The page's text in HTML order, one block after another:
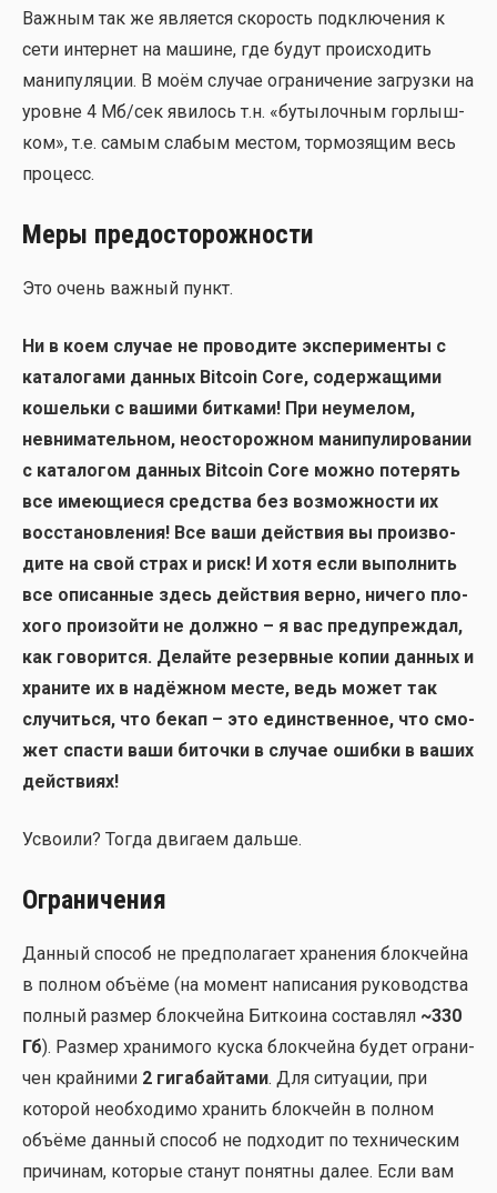
Важ­ным так же явля­ет­ся ско­рость под­клю­че­ния к
сети интер­нет на машине, где будут про­ис­хо­дить
мани­пу­ля­ции. В моём слу­чае огра­ни­че­ние загруз­ки на
уровне 4 Мб/сек яви­лось т.н. «буты­лоч­ным гор­лыш­
ком», т.е. самым сла­бым местом, тор­мо­зя­щим весь
про­цесс.
Меры предосторожности
Это очень важ­ный пункт.
Ни в коем слу­чае не про­во­ди­те экс­пе­ри­мен­ты с
ката­ло­га­ми дан­ных Bitcoin Core, содер­жа­щи­ми
кошель­ки с ваши­ми бит­ка­ми! При неуме­лом,
невни­ма­тель­ном, неосто­рож­ном мани­пу­ли­ро­ва­нии
с ката­ло­гом дан­ных Bitcoin Core мож­но поте­рять
все име­ю­щи­е­ся сред­ства без воз­мож­но­сти их
вос­ста­нов­ле­ния! Все ваши дей­ствия вы про­из­во­
ди­те на свой страх и риск! И хотя если выпол­нить
все опи­сан­ные здесь дей­ствия вер­но, ниче­го пло­
хо­го про­изой­ти не долж­но – я вас пре­ду­пре­ждал,
как гово­рит­ся. Делай­те резерв­ные копии дан­ных и
хра­ни­те их в надёж­ном месте, ведь может так
слу­чить­ся, что бекап – это един­ствен­ное, что смо­
жет спа­сти ваши биточ­ки в слу­чае ошиб­ки в ваших
дей­стви­ях!
Усво­и­ли? Тогда дви­га­ем даль­ше.
Ограничения
Дан­ный спо­соб не пред­по­ла­га­ет хра­не­ния блок­чей­на
в пол­ном объ­ё­ме (на момент напи­са­ния руко­вод­ства
пол­ный раз­мер блок­чей­на Бит­ко­и­на состав­лял ~330
Гб). Раз­мер хра­ни­мо­го кус­ка блок­чей­на будет огра­ни­
чен край­ни­ми 2 гига­бай­та­ми. Для ситу­а­ции, при
кото­рой необ­хо­ди­мо хра­нить блок­чейн в пол­ном
объ­ё­ме дан­ный спо­соб не под­хо­дит по тех­ни­че­ским
при­чи­нам, кото­рые ста­нут понят­ны далее. Если вам